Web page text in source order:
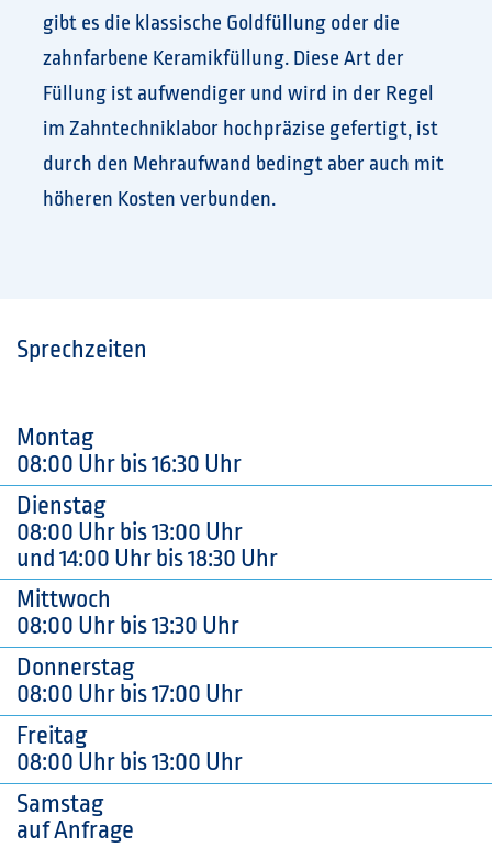
gibt es die klassische Goldfüllung oder die
zahnfarbene Keramikfüllung. Diese Art der
Füllung ist aufwendiger und wird in der Regel
im Zahntechniklabor hochpräzise gefertigt, ist
durch den Mehraufwand bedingt aber auch mit
höheren Kosten verbunden.
Sprechzeiten
Montag
08:00 Uhr bis 16:30 Uhr
Dienstag
08:00 Uhr bis 13:00 Uhr
und 14:00 Uhr bis 18:30 Uhr
Mittwoch
08:00 Uhr bis 13:30 Uhr
Donnerstag
08:00 Uhr bis 17:00 Uhr
Freitag
08:00 Uhr bis 13:00 Uhr
Samstag
auf Anfrage